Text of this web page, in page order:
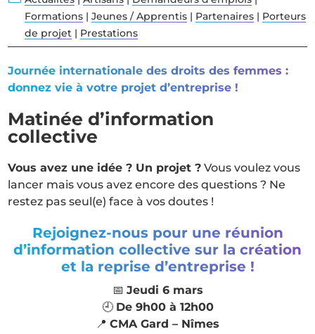
Formations| Jeunes / Apprentis| Partenaires| Porteurs
de projet| Prestations
Journée internationale des droits des femmes :
donnez vie à votre projet d’entreprise !
Matinée d’information
collective
Vous avez une idée ? Un projet ? Vous voulez vous
lancer mais vous avez encore des questions ? Ne
restez pas seul(e) face à vos doutes !
Rejoignez-nous pour une réunion
d’information collective sur la création
et la reprise d’entreprise !
📅 Jeudi 6 mars
🕘 De 9h00 à 12h00
📍 CMA Gard – Nîmes